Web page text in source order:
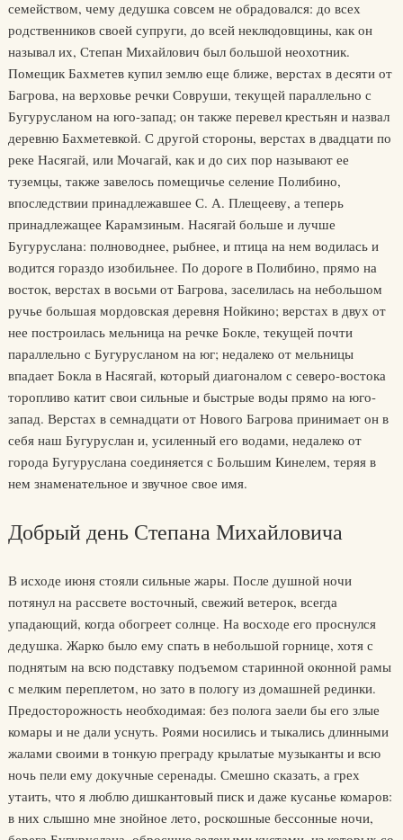
семейством, чему дедушка совсем не обрадовался: до всех
родственников своей супруги, до всей неклюдовщины, как он
называл их, Степан Михайлович был большой неохотник.
Помещик Бахметев купил землю еще ближе, верстах в десяти от
Багрова, на верховье речки Совруши, текущей параллельно с
Бугурусланом на юго-запад; он также перевел крестьян и назвал
деревню Бахметевкой. С другой стороны, верстах в двадцати по
реке Насягай, или Мочагай, как и до сих пор называют ее
туземцы, также завелось помещичье селение Полибино,
впоследствии принадлежавшее С. А. Плещееву, а теперь
принадлежащее Карамзиным. Насягай больше и лучше
Бугуруслана: полноводнее, рыбнее, и птица на нем водилась и
водится гораздо изобильнее. По дороге в Полибино, прямо на
восток, верстах в восьми от Багрова, заселилась на небольшом
ручье большая мордовская деревня Нойкино; верстах в двух от
нее построилась мельница на речке Бокле, текущей почти
параллельно с Бугурусланом на юг; недалеко от мельницы
впадает Бокла в Насягай, который диагоналом с северо-востока
торопливо катит свои сильные и быстрые воды прямо на юго-
запад. Верстах в семнадцати от Нового Багрова принимает он в
себя наш Бугуруслан и, усиленный его водами, недалеко от
города Бугуруслана соединяется с Большим Кинелем, теряя в
нем знаменательное и звучное свое имя.
Добрый день Степана Михайловича
В исходе июня стояли сильные жары. После душной ночи
потянул на рассвете восточный, свежий ветерок, всегда
упадающий, когда обогреет солнце. На восходе его проснулся
дедушка. Жарко было ему спать в небольшой горнице, хотя с
поднятым на всю подставку подъемом старинной оконной рамы
с мелким переплетом, но зато в пологу из домашней рединки.
Предосторожность необходимая: без полога заели бы его злые
комары и не дали уснуть. Роями носились и тыкались длинными
жалами своими в тонкую преграду крылатые музыканты и всю
ночь пели ему докучные серенады. Смешно сказать, а грех
утаить, что я люблю дишкантовый писк и даже кусанье комаров:
в них слышно мне знойное лето, роскошные бессонные ночи,